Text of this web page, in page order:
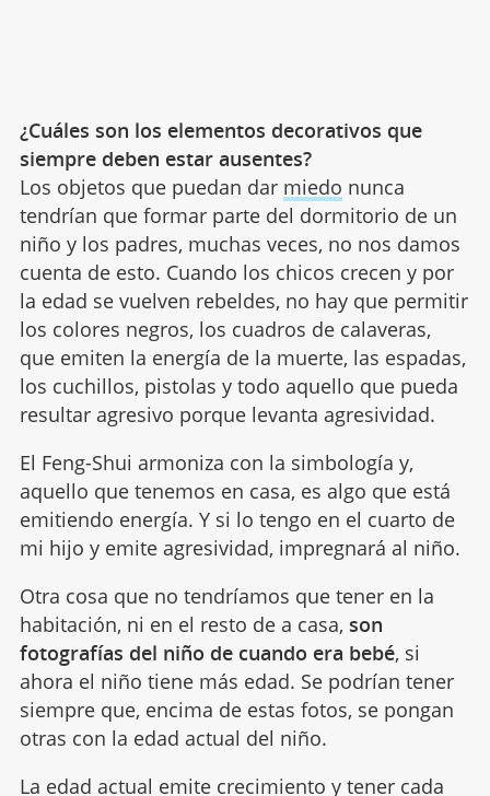
¿Cuáles son los elementos decorativos que
siempre deben estar ausentes?
Los objetos que puedan dar miedo nunca
tendrían que formar parte del dormitorio de un
niño y los padres, muchas veces, no nos damos
cuenta de esto. Cuando los chicos crecen y por
la edad se vuelven rebeldes, no hay que permitir
los colores negros, los cuadros de calaveras,
que emiten la energía de la muerte, las espadas,
los cuchillos, pistolas y todo aquello que pueda
resultar agresivo porque levanta agresividad.
El Feng-Shui armoniza con la simbología y,
aquello que tenemos en casa, es algo que está
emitiendo energía. Y si lo tengo en el cuarto de
mi hijo y emite agresividad, impregnará al niño.
Otra cosa que no tendríamos que tener en la
habitación, ni en el resto de a casa, son
fotografías del niño de cuando era bebé, si
ahora el niño tiene más edad. Se podrían tener
siempre que, encima de estas fotos, se pongan
otras con la edad actual del niño.
La edad actual emite crecimiento y tener cada